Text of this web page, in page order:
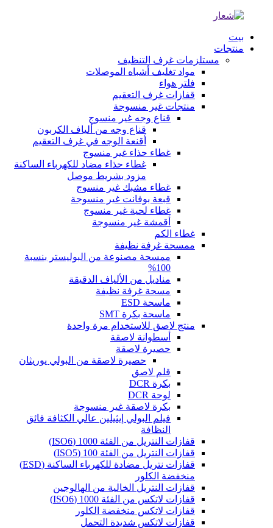
بيت
منتجات
مستلزمات غرف التنظيف
مواد تغليف أشباه الموصلات
فلتر هواء
قفازات غرف التعقيم
منتجات غير منسوجة
قناع وجه غير منسوج
قناع وجه من ألياف الكربون
أقنعة الوجه في غرف التعقيم
غطاء حذاء غير منسوج
غطاء حذاء مضاد للكهرباء الساكنة
مزود بشريط موصل
غطاء مشبك غير منسوج
قبعة بوفانت غير منسوجة
غطاء لحية غير منسوج
أقمشة غير منسوجة
غطاء الكم
ممسحة غرفة نظيفة
ممسحة مصنوعة من البوليستر بنسبة
100%
مناديل من الألياف الدقيقة
مسحة غرفة نظيفة
ماسحة ESD
ماسحة بكرة SMT
منتج لاصق للاستخدام مرة واحدة
أسطوانة لاصقة
حصيرة لاصقة
حصيرة لاصقة من البولي يوريثان
قلم لاصق
بكرة DCR
لوحة DCR
بكرة لاصقة غير منسوجة
فيلم البولي إيثيلين عالي الكثافة فائق
النظافة
قفازات النتريل من الفئة 1000 (ISO6)
قفازات النتريل من الفئة 100 (ISO5)
قفازات نتريل مضادة للكهرباء الساكنة (ESD)
منخفضة الكلور
قفازات النتريل الخالية من الهالوجين
قفازات لاتكس من الفئة 1000 (ISO6)
قفازات لاتكس منخفضة الكلور
قفازات لاتكس شديدة التحمل